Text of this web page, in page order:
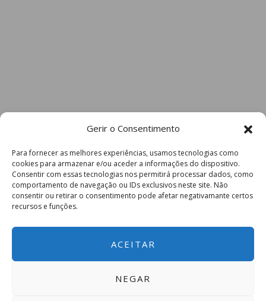
Gerir o Consentimento
Para fornecer as melhores experiências, usamos tecnologias como
cookies para armazenar e/ou aceder a informações do dispositivo.
Consentir com essas tecnologias nos permitirá processar dados, como
comportamento de navegação ou IDs exclusivos neste site. Não
consentir ou retirar o consentimento pode afetar negativamante certos
recursos e funções.
ACEITAR
NEGAR